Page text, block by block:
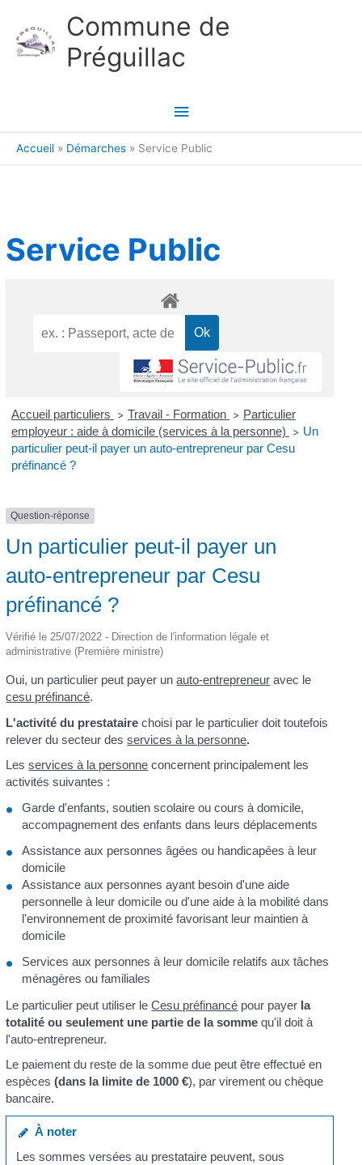
Commune de
Préguillac
Menu
principal
Accueil Démarches Service Public
Service Public
Accueil particuliers > Travail - Formation > Particulier
employeur : aide à domicile (services à la personne)
> Un
particulier peut-il payer un auto-entrepreneur par Cesu
préfinancé ?
Question-réponse
Un particulier peut-il payer un
auto-entrepreneur par Cesu
préfinancé ?
Vérifié le 25/07/2022 - Direction de l'information légale et
administrative (Première ministre)
Oui, un particulier peut payer unauto-entrepreneur avec le
cesu préfinancé.
L'activité du prestataire choisi par le particulier doit toutefois
relever du secteur desservices à la personne.
Lesservices à la personne concernent principalement les
activités suivantes :
Garde d'enfants, soutien scolaire ou cours à domicile,
accompagnement des enfants dans leurs déplacements
Assistance aux personnes âgées ou handicapées à leur
domicile
Assistance aux personnes ayant besoin d'une aide
personnelle à leur domicile ou d'une aide à la mobilité dans
l'environnement de proximité favorisant leur maintien à
domicile
Services aux personnes à leur domicile relatifs aux tâches
ménagères ou familiales
Le particulier peut utiliser leCesu préfinancé pour payer la
totalité ou seulement une partie de la somme qu'il doit à
l'auto-entrepreneur.
Le paiement du reste de la somme due peut être effectué en
espèces(dans la limite de 1000 €), par virement ou chèque
bancaire.
À noter
Les sommes versées au prestataire peuvent, sous